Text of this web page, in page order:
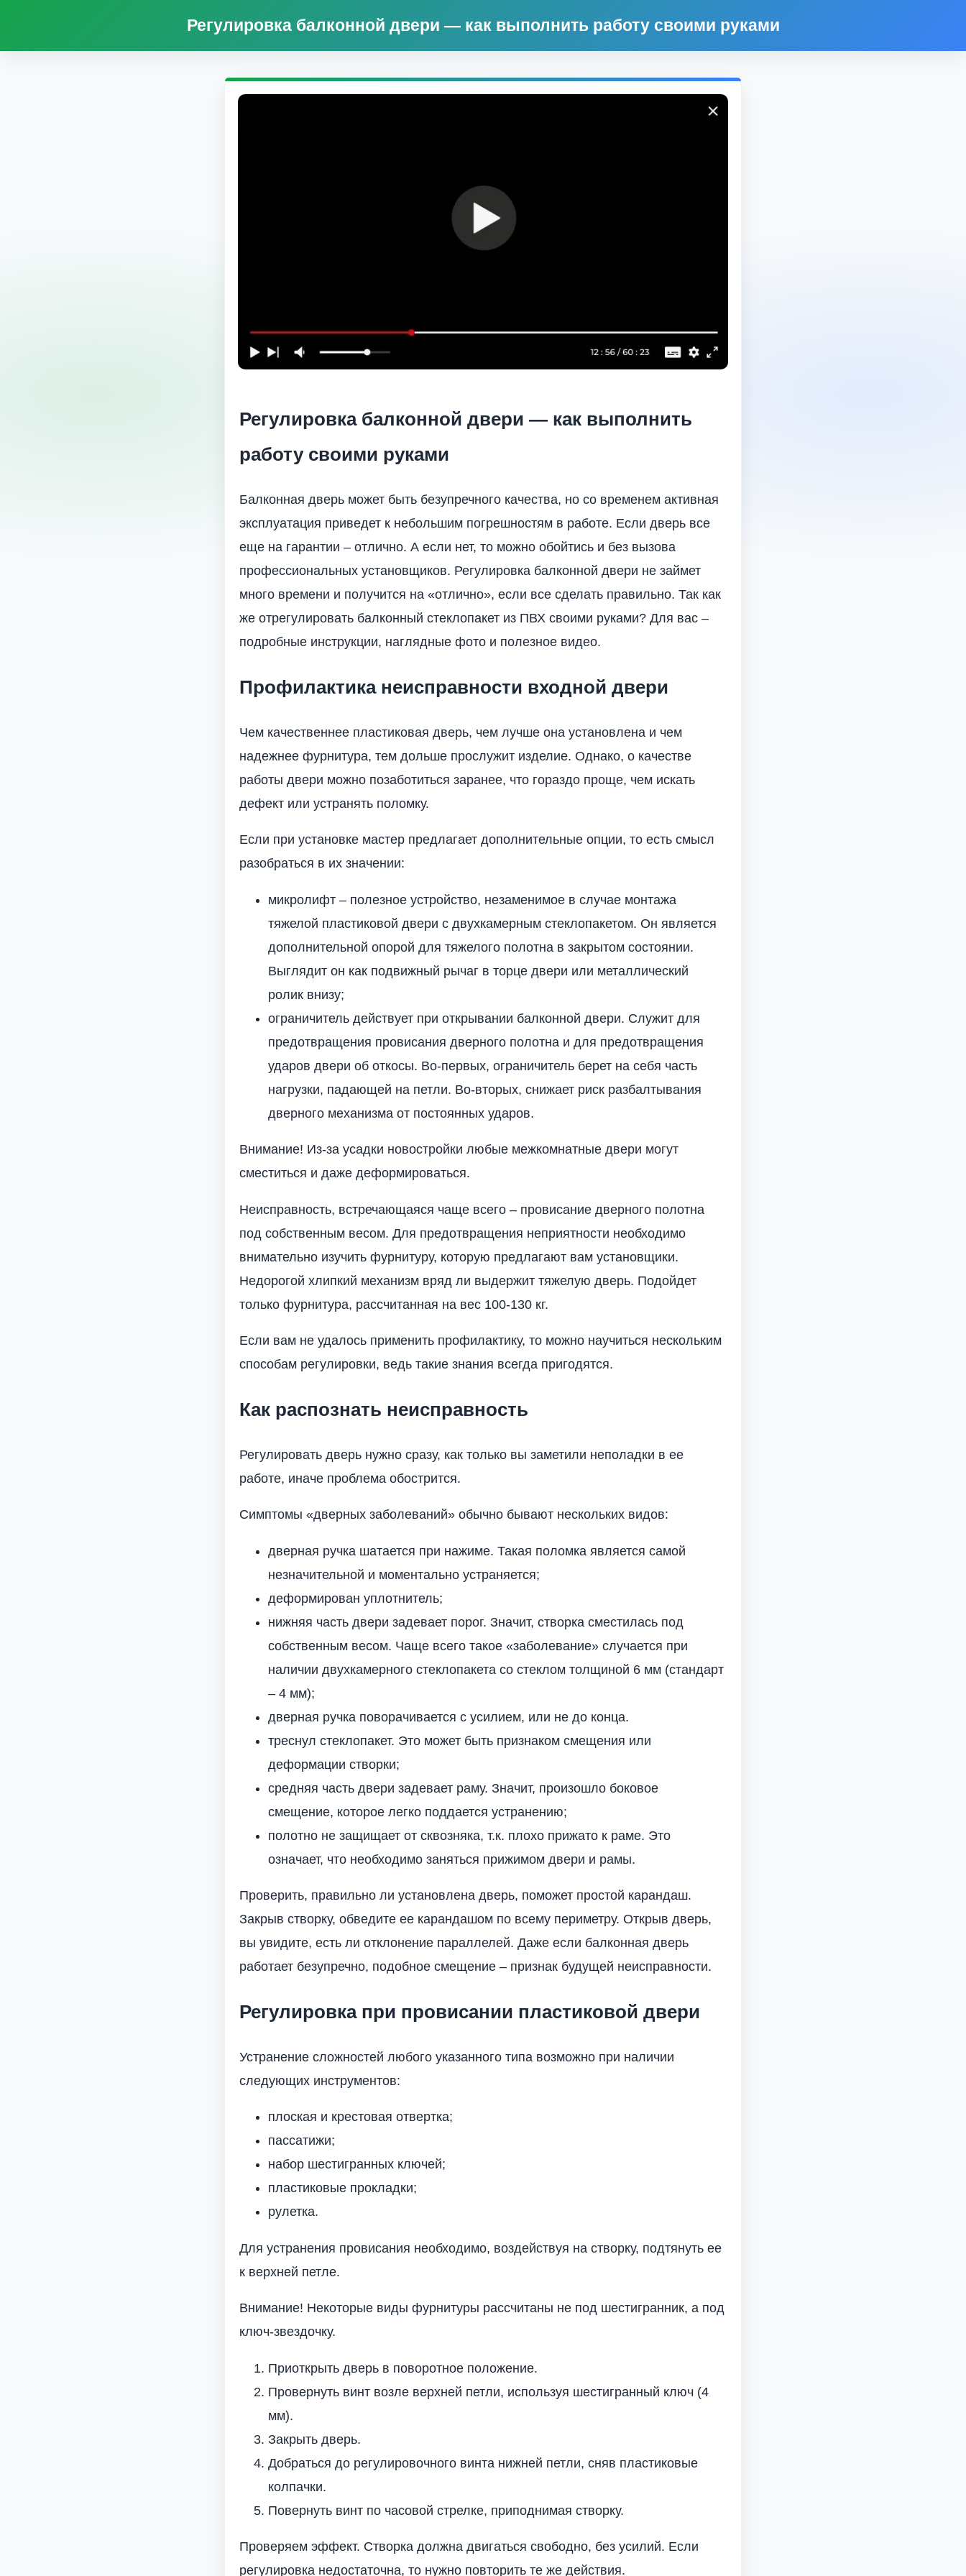
Регулировка балконной двери — как выполнить работу своими руками
Регулировка балконной двери — как выполнить
работу своими руками
Балконная дверь может быть безупречного качества, но со временем активная
эксплуатация приведет к небольшим погрешностям в работе. Если дверь все
еще на гарантии – отлично. А если нет, то можно обойтись и без вызова
профессиональных установщиков. Регулировка балконной двери не займет
много времени и получится на «отлично», если все сделать правильно. Так как
же отрегулировать балконный стеклопакет из ПВХ своими руками? Для вас –
подробные инструкции, наглядные фото и полезное видео.
Профилактика неисправности входной двери
Чем качественнее пластиковая дверь, чем лучше она установлена и чем
надежнее фурнитура, тем дольше прослужит изделие. Однако, о качестве
работы двери можно позаботиться заранее, что гораздо проще, чем искать
дефект или устранять поломку.
Если при установке мастер предлагает дополнительные опции, то есть смысл
разобраться в их значении:
микролифт – полезное устройство, незаменимое в случае монтажа
тяжелой пластиковой двери с двухкамерным стеклопакетом. Он является
дополнительной опорой для тяжелого полотна в закрытом состоянии.
Выглядит он как подвижный рычаг в торце двери или металлический
ролик внизу;
ограничитель действует при открывании балконной двери. Служит для
предотвращения провисания дверного полотна и для предотвращения
ударов двери об откосы. Во-первых, ограничитель берет на себя часть
нагрузки, падающей на петли. Во-вторых, снижает риск разбалтывания
дверного механизма от постоянных ударов.
Внимание! Из-за усадки новостройки любые межкомнатные двери могут
сместиться и даже деформироваться.
Неисправность, встречающаяся чаще всего – провисание дверного полотна
под собственным весом. Для предотвращения неприятности необходимо
внимательно изучить фурнитуру, которую предлагают вам установщики.
Недорогой хлипкий механизм вряд ли выдержит тяжелую дверь. Подойдет
только фурнитура, рассчитанная на вес 100-130 кг.
Если вам не удалось применить профилактику, то можно научиться нескольким
способам регулировки, ведь такие знания всегда пригодятся.
Как распознать неисправность
Регулировать дверь нужно сразу, как только вы заметили неполадки в ее
работе, иначе проблема обострится.
Симптомы «дверных заболеваний» обычно бывают нескольких видов:
дверная ручка шатается при нажиме. Такая поломка является самой
незначительной и моментально устраняется;
деформирован уплотнитель;
нижняя часть двери задевает порог. Значит, створка сместилась под
собственным весом. Чаще всего такое «заболевание» случается при
наличии двухкамерного стеклопакета со стеклом толщиной 6 мм (стандарт
– 4 мм);
дверная ручка поворачивается с усилием, или не до конца.
треснул стеклопакет. Это может быть признаком смещения или
деформации створки;
средняя часть двери задевает раму. Значит, произошло боковое
смещение, которое легко поддается устранению;
полотно не защищает от сквозняка, т.к. плохо прижато к раме. Это
означает, что необходимо заняться прижимом двери и рамы.
Проверить, правильно ли установлена дверь, поможет простой карандаш.
Закрыв створку, обведите ее карандашом по всему периметру. Открыв дверь,
вы увидите, есть ли отклонение параллелей. Даже если балконная дверь
работает безупречно, подобное смещение – признак будущей неисправности.
Регулировка при провисании пластиковой двери
Устранение сложностей любого указанного типа возможно при наличии
следующих инструментов:
плоская и крестовая отвертка;
пассатижи;
набор шестигранных ключей;
пластиковые прокладки;
рулетка.
Для устранения провисания необходимо, воздействуя на створку, подтянуть ее
к верхней петле.
Внимание! Некоторые виды фурнитуры рассчитаны не под шестигранник, а под
ключ-звездочку.
Приоткрыть дверь в поворотное положение.
Провернуть винт возле верхней петли, используя шестигранный ключ (4
мм).
Закрыть дверь.
Добраться до регулировочного винта нижней петли, сняв пластиковые
колпачки.
Повернуть винт по часовой стрелке, приподнимая створку.
Проверяем эффект. Створка должна двигаться свободно, без усилий. Если
регулировка недостаточна, то нужно повторить те же действия.